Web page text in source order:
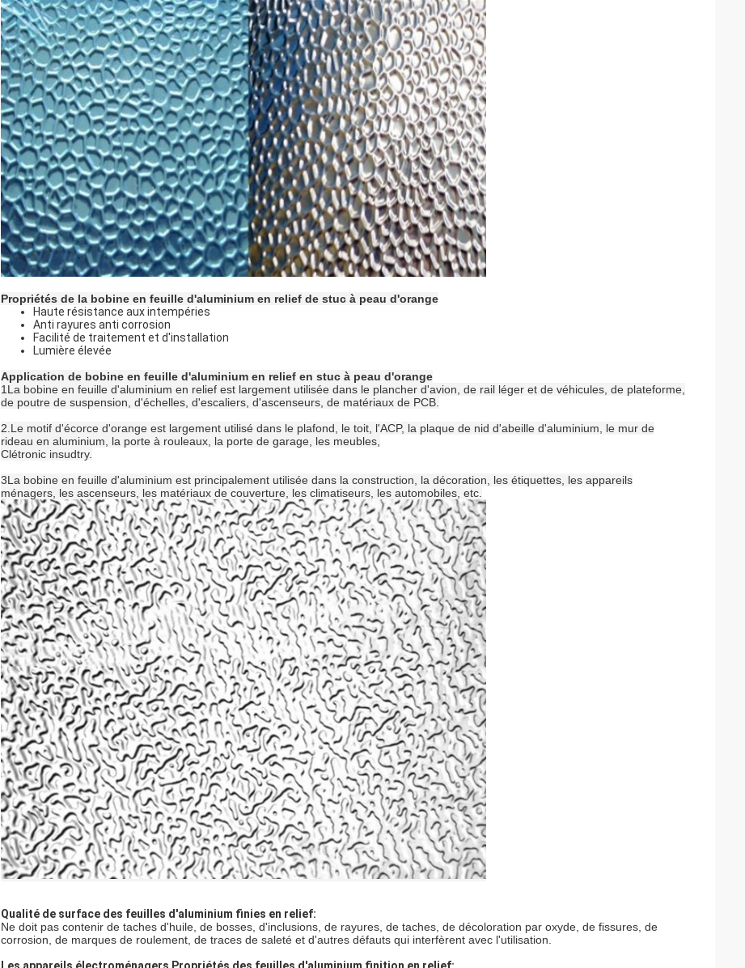
Propriétés de la bobine en feuille d'aluminium en relief de stuc à peau d'orange
Haute résistance aux intempéries
Anti rayures anti corrosion
Facilité de traitement et d'installation
Lumière élevée
Application de bobine en feuille d'aluminium en relief en stuc à peau d'orange
1La bobine en feuille d'aluminium en relief est largement utilisée dans le plancher d'avion, de rail léger et de véhicules, de plateforme,
de poutre de suspension, d'échelles, d'escaliers, d'ascenseurs, de matériaux de PCB.
2.Le motif d'écorce d'orange est largement utilisé dans le plafond, le toit, l'ACP, la plaque de nid d'abeille d'aluminium, le mur de
rideau en aluminium, la porte à rouleaux, la porte de garage, les meubles,
Clétronic insudtry.
3La bobine en feuille d'aluminium est principalement utilisée dans la construction, la décoration, les étiquettes, les appareils
ménagers, les ascenseurs, les matériaux de couverture, les climatiseurs, les automobiles, etc.
Qualité de surface des feuilles d'aluminium finies en relief:
Ne doit pas contenir de taches d'huile, de bosses, d'inclusions, de rayures, de taches, de décoloration par oxyde, de fissures, de
corrosion, de marques de roulement, de traces de saleté et d'autres défauts qui interfèrent avec l'utilisation.